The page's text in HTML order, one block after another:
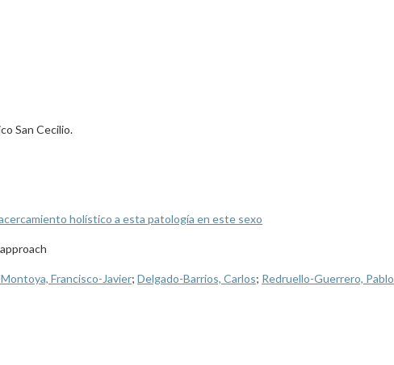
San Cecilio.
holístico a esta patología en este sexo
Francisco-Javier; Delgado-Barrios, Carlos; Redruello-Guerrero, Pablo